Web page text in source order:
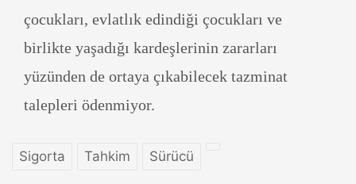
çocukları, evlatlık edindiği çocukları ve
birlikte yaşadığı kardeşlerinin zararları
yüzünden de ortaya çıkabilecek tazminat
talepleri ödenmiyor.
Sigorta Tahkim Sürücü